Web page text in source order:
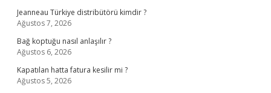
Jeanneau Türkiye distribütörü kimdir ?
Ağustos 7, 2026
Bağ koptuğu nasıl anlaşılır ?
Ağustos 6, 2026
Kapatılan hatta fatura kesilir mi ?
Ağustos 5, 2026